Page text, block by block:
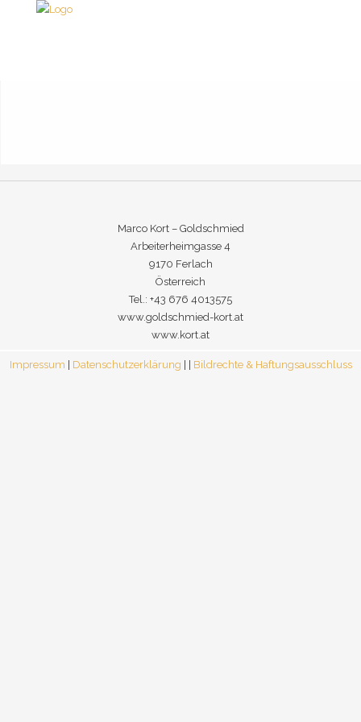
Marco Kort – Goldschmied
Arbeiterheimgasse 4
9170 Ferlach
Österreich
Tel.: +43 676 4013575
www.goldschmied-kort.at
www.kort.at
Impressum Datenschutzerklärung Bildrechte & Haftungsausschluss